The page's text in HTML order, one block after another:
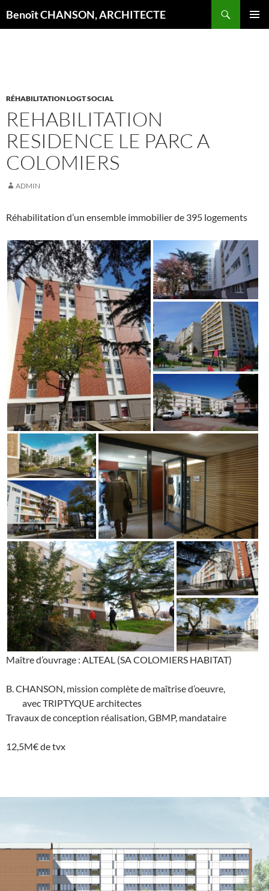
auBenoît CHANSON, ARCHITECTE
RÉHABILITATION LOGT SOCIAL
REHABILITATION
RESIDENCE LE PARC A
COLOMIERS
ADMIN
Réhabilitation d’un ensemble immobilier de 395 logements
Maître d’ouvrage : ALTEAL (SA COLOMIERS HABITAT)
B. CHANSON, mission complète de maîtrise d’oeuvre,
avec TRIPTYQUE architectes
Travaux de conception réalisation, GBMP, mandataire
12,5M€ de tvx